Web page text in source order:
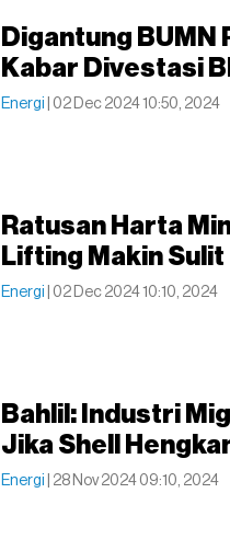
Digantung
Kabar Divestasi
Energi | 02 Dec 2024 10:50, 2024
Ratusan Harta
Lifting Makin Sulit
Energi | 02 Dec 2024 10:10, 2024
Bahlil: Industri
Jika Shell
Energi | 28 Nov 2024 09:10, 2024